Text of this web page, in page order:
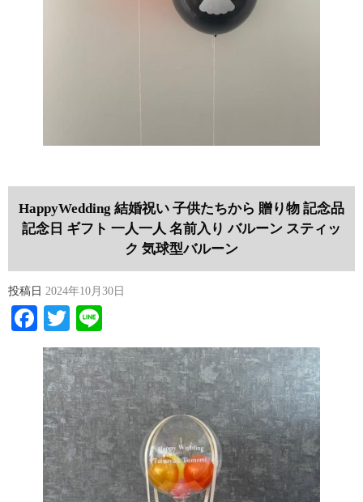
HappyWedding 結婚祝い 子供たちから 贈り物 記念品
記念日 ギフト 一人一人 名前入り バルーン スティッ
ク 気球型バルーン
投稿日 2024年10月30日
Facebook
Twitter